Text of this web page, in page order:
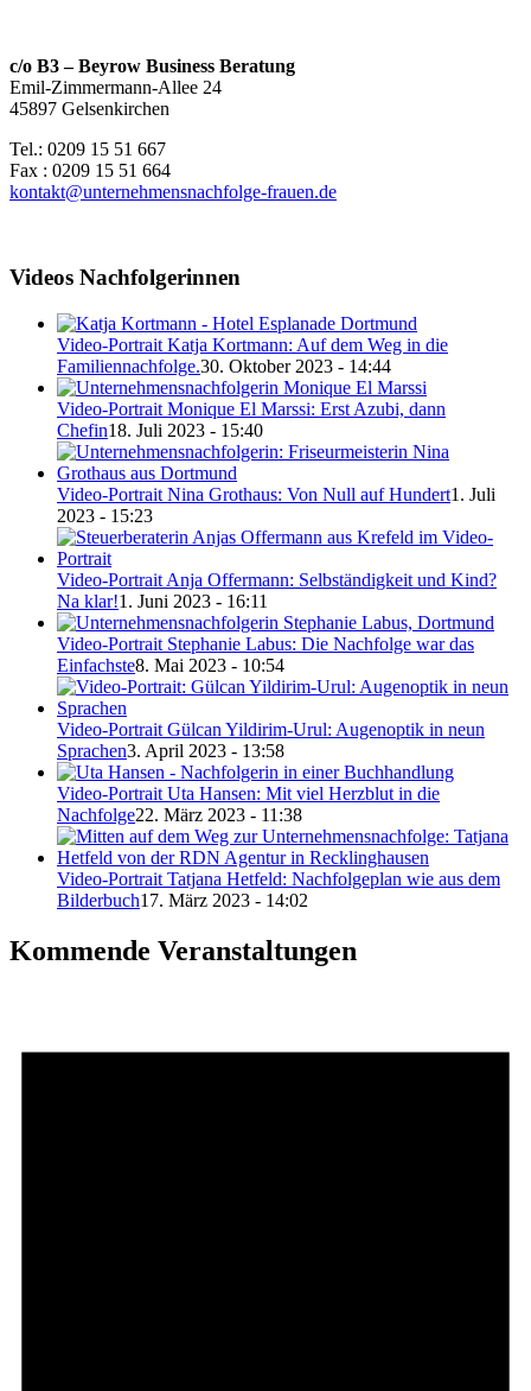
c/o B3 – Beyrow Business Beratung
Emil-Zimmermann-Allee 24
45897 Gelsenkirchen
Tel.: 0209 15 51 667
Fax : 0209 15 51 664
kontakt@unternehmensnachfolge-frauen.de
Videos Nachfolgerinnen
Video-Portrait Katja Kortmann: Auf dem Weg in die
Familiennachfolge.30. Oktober 2023 - 14:44
Video-Portrait Monique El Marssi: Erst Azubi, dann
Chefin18. Juli 2023 - 15:40
Video-Portrait Nina Grothaus: Von Null auf Hundert1. Juli
2023 - 15:23
Video-Portrait Anja Offermann: Selbständigkeit und Kind?
Na klar!1. Juni 2023 - 16:11
Video-Portrait Stephanie Labus: Die Nachfolge war das
Einfachste8. Mai 2023 - 10:54
Video-Portrait Gülcan Yildirim-Urul: Augenoptik in neun
Sprachen3. April 2023 - 13:58
Video-Portrait Uta Hansen: Mit viel Herzblut in die
Nachfolge22. März 2023 - 11:38
Video-Portrait Tatjana Hetfeld: Nachfolgeplan wie aus dem
Bilderbuch17. März 2023 - 14:02
Kommende Veranstaltungen